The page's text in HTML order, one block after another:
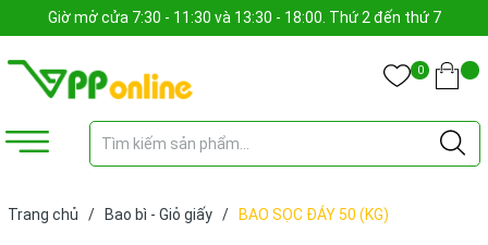
Giờ mở cửa 7:30 - 11:30 và 13:30 - 18:00. Thứ 2 đến thứ 7
0
Trang chủ / Bao bì - Giỏ giấy / BAO SỌC ĐÁY 50 (KG)